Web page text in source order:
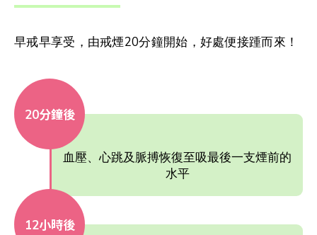
早戒早享受，由戒煙20分鐘開始，好處便接踵而來！
20分鐘後
血壓、心跳及脈搏恢復至吸最後一支煙前的
水平
12小時後